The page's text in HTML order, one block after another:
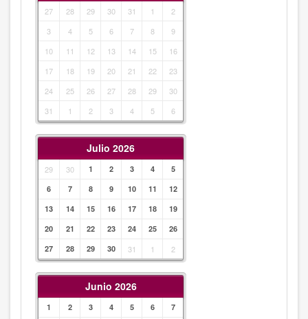
27 28 29 30 31 1
2
3
4 5 6 7 8
9
10
11 12 13 14 15
16
17
18 19 20 21 22
23
24
25 26 27 28 29
30
31
1 2 3 4 5 6
Julio 2026
29 30 1 2 3 4
5
6
7 8 9 10 11
12
13
14 15 16 17 18
19
20
21 22 23 24 25
26
27
28 29 30 31 1 2
Junio 2026
1 2 3 4 5 6
7